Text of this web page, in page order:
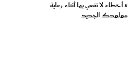
5 أخطاء لا تقعي بها أثناء رعاية
مولودك الجديد